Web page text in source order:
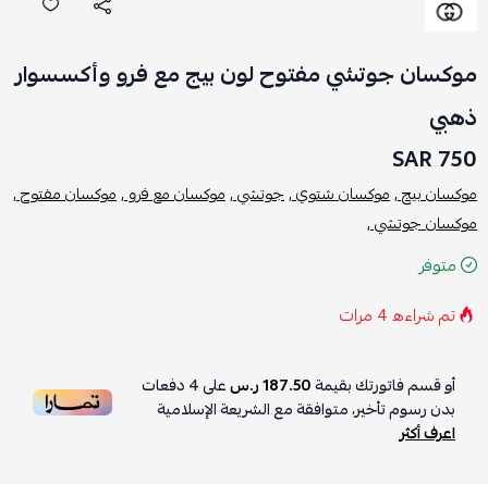
موكسان جوتشي مفتوح لون بيج مع فرو وأكسسوار
ذهبي
750 SAR
موكسان بيج ,موكسان شتوي ,جوتشي ,موكسان مع فرو ,موكسان مفتوح ,
موكسان جوتشي ,
متوفر
تم شراءه4 مرات
أو قسم فاتورتك بقيمة187.50 ر.س على4دفعات
بدون رسوم تأخير، متوافقة مع الشريعة الإسلامية
اعرف أكثر